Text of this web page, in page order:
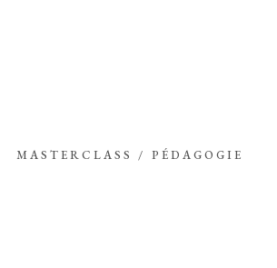
MASTERCLASS / PÉDAGOGIE